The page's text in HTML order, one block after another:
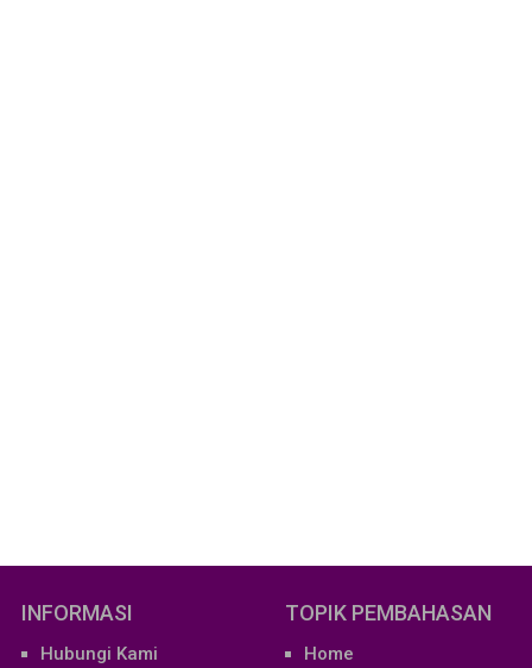
INFORMASI
Hubungi Kami
TOPIK PEMBAHASAN
Home